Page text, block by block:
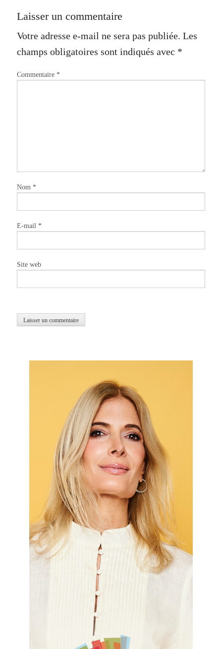
Laisser un commentaire
Votre adresse e-mail ne sera pas publiée. Les
champs obligatoires sont indiqués avec *
Commentaire *
Nom *
E-mail *
Site web